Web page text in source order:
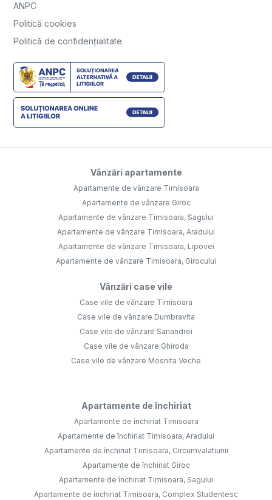
ANPC
Politică cookies
Politică de confidențialitate
Vânzări apartamente
Apartamente de vânzare Timisoara
Apartamente de vânzare Giroc
Apartamente de vânzare Timisoara, Sagului
Apartamente de vânzare Timisoara, Aradului
Apartamente de vânzare Timisoara, Lipovei
Apartamente de vânzare Timisoara, Girocului
Vânzări case vile
Case vile de vânzare Timisoara
Case vile de vânzare Dumbravita
Case vile de vânzare Sanandrei
Case vile de vânzare Ghiroda
Case vile de vânzare Mosnita Veche
Apartamente de închiriat
Apartamente de închiriat Timisoara
Apartamente de închiriat Timisoara, Aradului
Apartamente de închiriat Timisoara, Circumvalatiunii
Apartamente de închiriat Giroc
Apartamente de închiriat Timisoara, Sagului
Apartamente de închiriat Timisoara, Complex Studentesc